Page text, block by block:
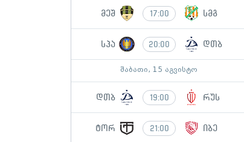
მეშ 17:00 სმგ
სპა 20:00 დთბ
შაბათი, 15 აგვისტო
დთბ 19:00 რუს
ტორ 21:00 იბე